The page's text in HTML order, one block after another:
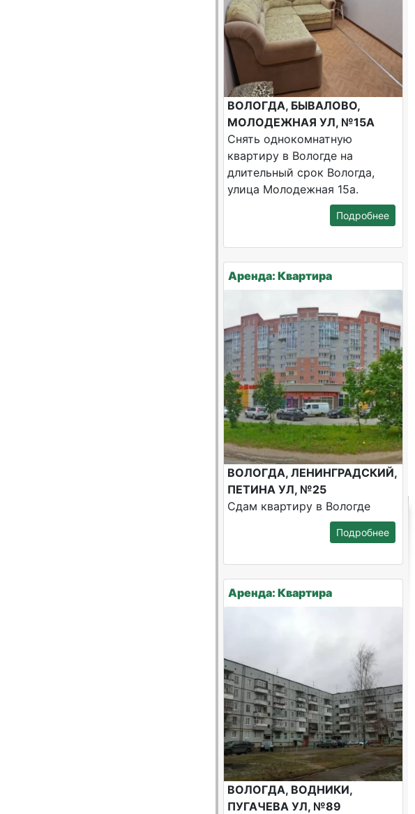
ВОЛОГДА, БЫВАЛОВО,
МОЛОДЕЖНАЯ УЛ, №15А
Снять однокомнатную
квартиру в Вологде на
длительный срок Вологда,
улица Молодежная 15а.
Подробнее
Аренда: Квартира
ВОЛОГДА, ЛЕНИНГРАДСКИЙ,
ПЕТИНА УЛ, №25
Сдам квартиру в Вологде
Подробнее
Аренда: Квартира
ВОЛОГДА, ВОДНИКИ,
ПУГАЧЕВА УЛ, №89